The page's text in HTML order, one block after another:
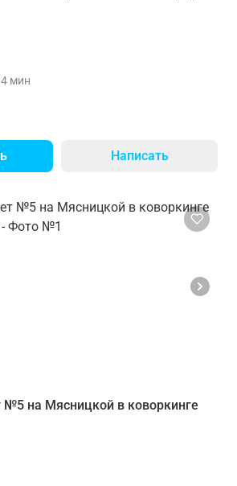
4 мин
Написать
№5 на Мясницкой в коворкинге